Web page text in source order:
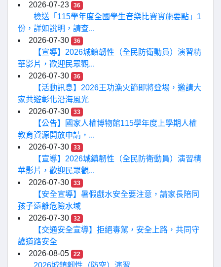
2026-07-23
36
檢送「115學年度全國學生音樂比賽實施要點」1
份，詳如說明，請查...
2026-07-30
36
【宣導】2026城鎮韌性（全民防衛動員）演習精
華影片，歡迎民眾觀...
2026-07-30
36
【活動訊息】2026王功漁火節即將登場，邀請大
家共遊彰化沿海風光
2026-07-30
33
【公告】國家人權博物館115學年度上學期人權
教育資源開放申請，...
2026-07-30
33
【宣導】2026城鎮韌性（全民防衛動員）演習精
華影片，歡迎民眾觀...
2026-07-30
33
【安全宣導】暑假戲水安全要注意，請家長陪同
孩子遠離危險水域
2026-07-30
32
【交通安全宣導】拒絕毒駕，安全上路，共同守
護道路安全
2026-08-05
22
2026城鎮韌性（防空）演習